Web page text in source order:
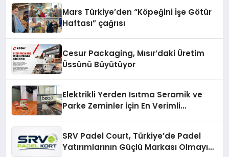
Mars Türkiye’den “Köpeğini İşe Götür
Haftası” çağrısı
Cesur Packaging, Mısır’daki Üretim
Üssünü Büyütüyor
Elektrikli Yerden Isıtma Seramik ve
Parke Zeminler İçin En Verimli
SRV Padel Court, Türkiye’de Padel
Yatırımlarının Güçlü Markası Olmayı